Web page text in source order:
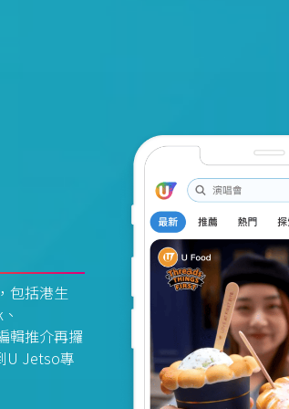
包括港生
輯推介再攞
U Jetso專